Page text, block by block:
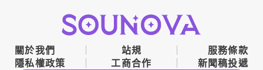
關於我們 站規
服務條款
隱私權政策
工商合作 新聞稿投遞